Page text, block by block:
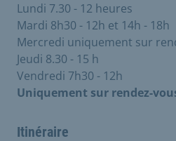
Lundi 7.30 - 12 heures
Mardi 8h30 - 12h et 14h - 18h
Mercredi uniquement sur
Jeudi 8.30 - 15 h
Vendredi 7h30 - 12h
Uniquement sur rendez-
Itinéraire